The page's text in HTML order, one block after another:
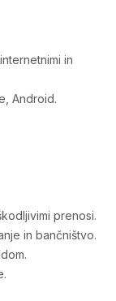
in
Android.
prenosi.
in bančništvo.